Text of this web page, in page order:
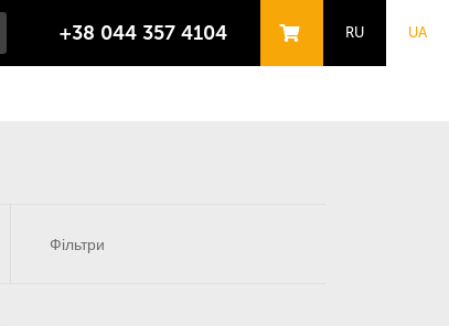
+38 044 357 4104 RU UA
Фільтри